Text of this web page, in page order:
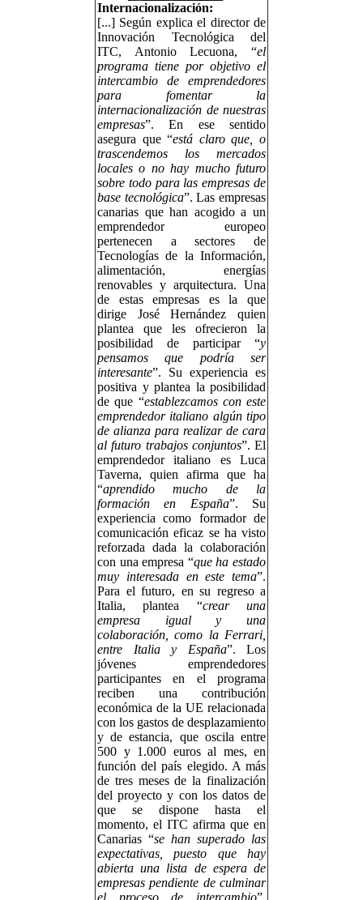
Internacionalización:
[...] Según explica el director de
Innovación Tecnológica del
ITC, Antonio Lecuona, “el
programa tiene por objetivo el
intercambio de emprendedores
para fomentar la
internacionalización de nuestras
empresas”. En ese sentido
asegura que “está claro que, o
trascendemos los mercados
locales o no hay mucho futuro
sobre todo para las empresas de
base tecnológica”. Las empresas
canarias que han acogido a un
emprendedor europeo
pertenecen a sectores de
Tecnologías de la Información,
alimentación, energías
renovables y arquitectura. Una
de estas empresas es la que
dirige José Hernández quien
plantea que les ofrecieron la
posibilidad de participar “y
pensamos que podría ser
interesante”. Su experiencia es
positiva y plantea la posibilidad
de que “establezcamos con este
emprendedor italiano algún tipo
de alianza para realizar de cara
al futuro trabajos conjuntos”. El
emprendedor italiano es Luca
Taverna, quien afirma que ha
“aprendido mucho de la
formación en España”. Su
experiencia como formador de
comunicación eficaz se ha visto
reforzada dada la colaboración
con una empresa “que ha estado
muy interesada en este tema”.
Para el futuro, en su regreso a
Italia, plantea “crear una
empresa igual y una
colaboración, como la Ferrari,
entre Italia y España”. Los
jóvenes emprendedores
participantes en el programa
reciben una contribución
económica de la UE relacionada
con los gastos de desplazamiento
y de estancia, que oscila entre
500 y 1.000 euros al mes, en
función del país elegido. A más
de tres meses de la finalización
del proyecto y con los datos de
que se dispone hasta el
momento, el ITC afirma que en
Canarias “se han superado las
expectativas, puesto que hay
abierta una lista de espera de
empresas pendiente de culminar
el proceso de intercambio”.